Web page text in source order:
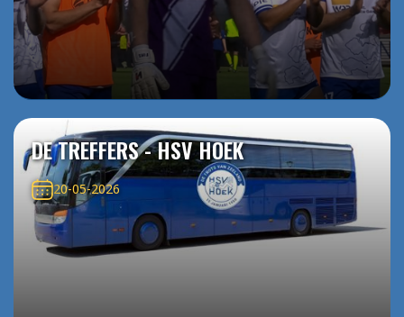
DE TREFFERS - HSV HOEK
20-05-2026